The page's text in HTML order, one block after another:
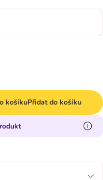
košíkuPřidat do košíku